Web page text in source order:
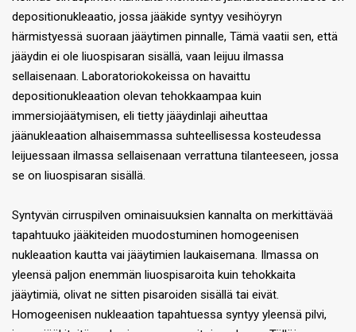
depositionukleaatio, jossa jääkide syntyy vesihöyryn
härmistyessä suoraan jääytimen pinnalle, Tämä vaatii sen, että
jääydin ei ole liuospisaran sisällä, vaan leijuu ilmassa
sellaisenaan. Laboratoriokokeissa on havaittu
depositionukleaation olevan tehokkaampaa kuin
immersiojäätymisen, eli tietty jääydinlaji aiheuttaa
jäänukleaation alhaisemmassa suhteellisessa kosteudessa
leijuessaan ilmassa sellaisenaan verrattuna tilanteeseen, jossa
se on liuospisaran sisällä.
Syntyvän cirruspilven ominaisuuksien kannalta on merkittävää
tapahtuuko jääkiteiden muodostuminen homogeenisen
nukleaation kautta vai jääytimien laukaisemana. Ilmassa on
yleensä paljon enemmän liuospisaroita kuin tehokkaita
jääytimiä, olivat ne sitten pisaroiden sisällä tai eivät.
Homogeenisen nukleaation tapahtuessa syntyy yleensä pilvi,